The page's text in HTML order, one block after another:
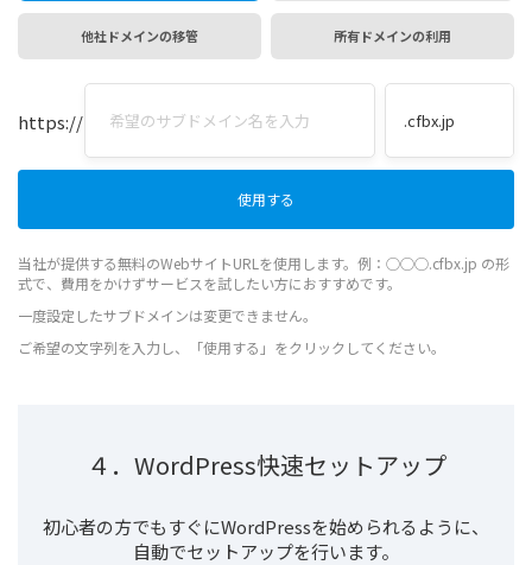
他社ドメインの移管 所有ドメインの利用
https://
当社が提供する無料のWebサイトURLを使用します。例：◯◯◯.cfbx.jp の形
式で、費用をかけずサービスを試したい方におすすめです。
一度設定したサブドメインは変更できません。
ご希望の文字列を入力し、「使用する」をクリックしてください。
４．WordPress快速セットアップ
初心者の方でもすぐにWordPressを始められるように、
自動でセットアップを行います。